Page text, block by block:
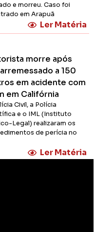
e morreu. Caso foi
em Arapuã
Ler Matéria
morre após
a 150
em acidente com
em Califórnia
Civil, a Polícia
e o IML (Instituto
Legal) realizaram os
de perícia no
Ler Matéria